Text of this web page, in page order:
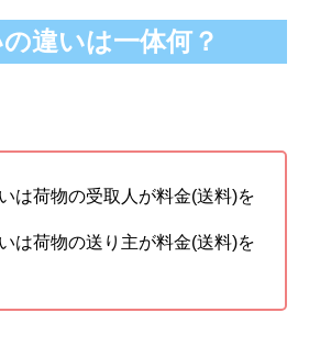
違いは一体何？
は荷物の受取人が料金(送料)を
は荷物の送り主が料金(送料)を